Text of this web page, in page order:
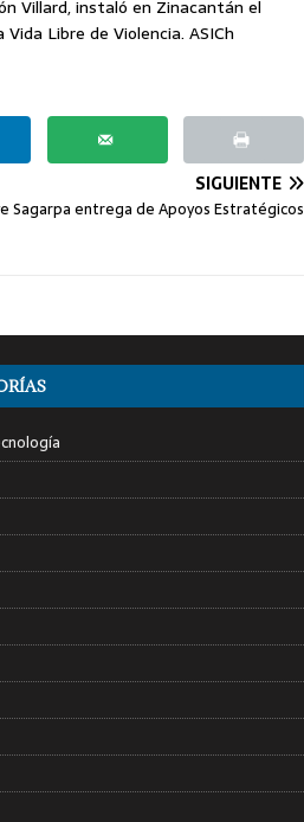
Villard, instaló en Zinacantán el
Libre de Violencia. ASICh
SIGUIENTE
Sagarpa entrega de Apoyos Estratégicos